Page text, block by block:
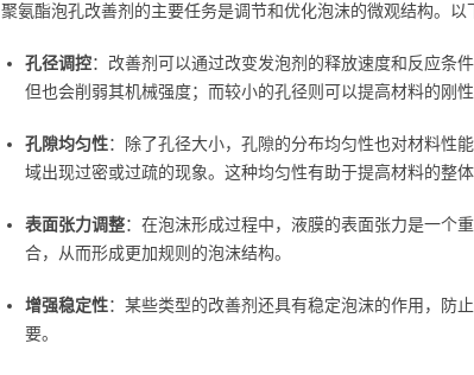
聚氨酯泡孔改善剂的主要任务是调节和优化泡沫的微观结构。以
孔径调控：改善剂可以通过改变发泡剂的释放速度和反应条
但也会削弱其机械强度；而较小的孔径则可以提高材料的刚
孔隙均匀性：除了孔径大小，孔隙的分布均匀性也对材料性
域出现过密或过疏的现象。这种均匀性有助于提高材料的整
表面张力调整：在泡沫形成过程中，液膜的表面张力是一个
合，从而形成更加规则的泡沫结构。
增强稳定性：某些类型的改善剂还具有稳定泡沫的作用，防
要。